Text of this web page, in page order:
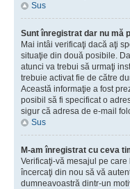
Sus
Sunt înregistrat dar nu mă
Mai intâi verificaţi dacă aţi
situaţie din două posibile.
atunci va trebui să urmaţi
trebuie activat fie de către
Această informaţie a fost
posibil să fi specificat o
sigur că adresa de e-mail
Sus
M-am înregistrat cu ceva
Verificaţi-vă mesajul pe
încercaţi din nou să vă
dumneavoastră dintr-un